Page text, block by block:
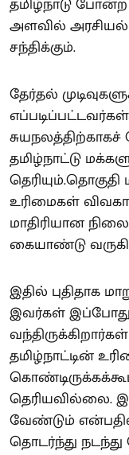
தமிழ்நாடு
அளவில் அரசியல்
சந்திக்கும்.
தேர்தல்
தமிழ்நாட்டு
உரிமைகள்
மாதிரியான
கையாண்டு
இதில் புதிதாக
இவர்கள்
தமிழ்நாட்டின்
தெரியவில்லை.
வேண்டும்
தொடர்ந்து